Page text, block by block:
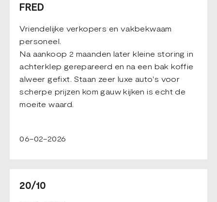
FRED
Vriendelijke verkopers en vakbekwaam
personeel.
Na aankoop 2 maanden later kleine storing in
achterklep gerepareerd en na een bak koffie
alweer gefixt. Staan zeer luxe auto's voor
scherpe prijzen kom gauw kijken is echt de
moeite waard.
06-02-2026
20/10